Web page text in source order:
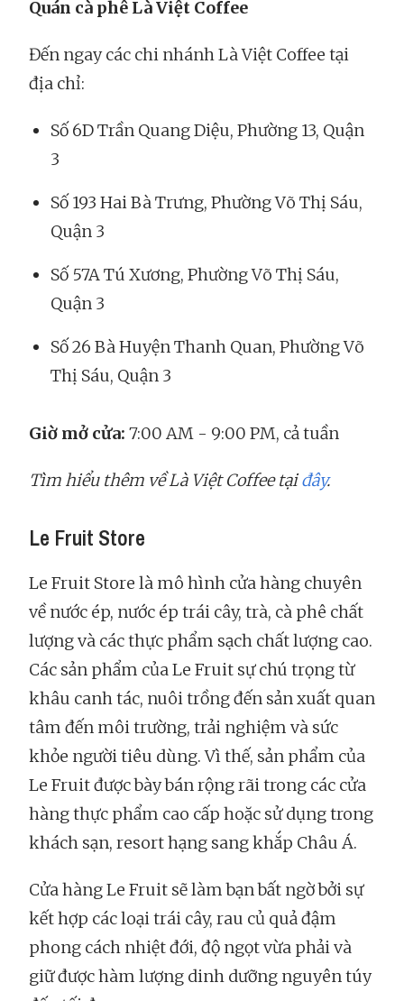
Quán cà phê Là Việt Coffee
Đến ngay các chi nhánh Là Việt Coffee tại
địa chỉ:
Số 6D Trần Quang Diệu, Phường 13, Quận
3
Số 193 Hai Bà Trưng, Phường Võ Thị Sáu,
Quận 3
Số 57A Tú Xương, Phường Võ Thị Sáu,
Quận 3
Số 26 Bà Huyện Thanh Quan, Phường Võ
Thị Sáu, Quận 3
Giờ mở cửa: 7:00 AM - 9:00 PM, cả tuần
Tìm hiểu thêm về Là Việt Coffee tạiđây.
Le Fruit Store
Le Fruit Store là mô hình cửa hàng chuyên
về nước ép, nước ép trái cây, trà, cà phê chất
lượng và các thực phẩm sạch chất lượng cao.
Các sản phẩm của Le Fruit sự chú trọng từ
khâu canh tác, nuôi trồng đến sản xuất quan
tâm đến môi trường, trải nghiệm và sức
khỏe người tiêu dùng. Vì thế, sản phẩm của
Le Fruit được bày bán rộng rãi trong các cửa
hàng thực phẩm cao cấp hoặc sử dụng trong
khách sạn, resort hạng sang khắp Châu Á.
Cửa hàng Le Fruit sẽ làm bạn bất ngờ bởi sự
kết hợp các loại trái cây, rau củ quả đậm
phong cách nhiệt đới, độ ngọt vừa phải và
giữ được hàm lượng dinh dưỡng nguyên túy